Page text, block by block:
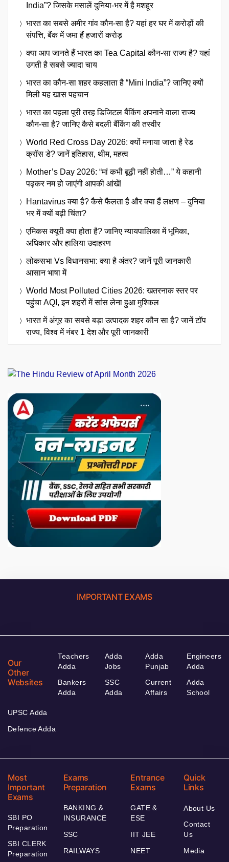
India”? जिसके मसालें दुनिया-भर में है मशहूर
भारत का सबसे अमीर गांव कौन-सा है? यहां हर घर में करोड़ों की
संपत्ति, बैंक में जमा हैं हजारों करोड़
क्या आप जानते हैं भारत का Tea Capital कौन-सा राज्य है? यहां
उगती है सबसे ज्यादा चाय
भारत का कौन-सा शहर कहलाता है “Mini India”? जानिए क्यों
मिली यह खास पहचान
भारत का पहला पूरी तरह डिजिटल बैंकिंग अपनाने वाला राज्य
कौन-सा है? जानिए कैसे बदली बैंकिंग की तस्वीर
World Red Cross Day 2026: क्यों मनाया जाता है रेड
क्रॉस डे? जानें इतिहास, थीम, महत्व
Mother’s Day 2026: “मां कभी बूढ़ी नहीं होती…” ये कहानी
पढ़कर नम हो जाएंगी आपकी आंखें!
Hantavirus क्या है? कैसे फैलता है और क्या हैं लक्षण – दुनिया
भर में क्यों बढ़ी चिंता?
एमिकस क्यूरी क्या होता है? जानिए न्यायपालिका में भूमिका,
अधिकार और हालिया उदाहरण
लोकसभा Vs विधानसभा: क्या है अंतर? जानें पूरी जानकारी
आसान भाषा में
World Most Polluted Cities 2026: खतरनाक स्तर पर
पहुंचा AQI, इन शहरों में सांस लेना हुआ मुश्किल
भारत में अंगूर का सबसे बड़ा उत्पादक शहर कौन सा है? जानें टॉप
राज्य, विश्व में नंबर 1 देश और पूरी जानकारी
IMPORTANT EXAMS
Our
Other
Websites
Teachers
Adda
Bankers
Adda
Adda
Jobs
SSC
Adda
Adda
Punjab
Current
Affairs
Engineers
Adda
Adda
School
UPSC Adda
Defence Adda
Most
Important
Exams
SBI PO
Preparation
SBI CLERK
Preparation
Exams
Preparation
BANKING &
INSURANCE
SSC
RAILWAYS
Entrance
Exams
GATE &
ESE
IIT JEE
NEET
Quick
Links
About Us
Contact
Us
Media